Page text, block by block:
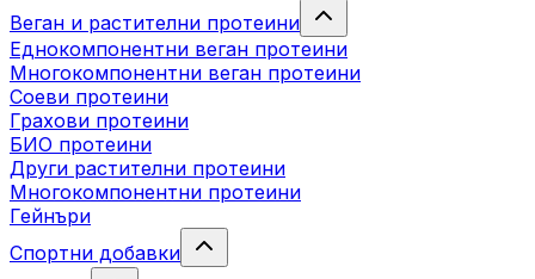
Веган и растителни протеини
Еднокомпонентни веган протеини
Многокомпонентни веган протеини
Соеви протеини
Грахови протеини
БИО протеини
Други растителни протеини
Многокомпонентни протеини
Гейнъри
Спортни добавки